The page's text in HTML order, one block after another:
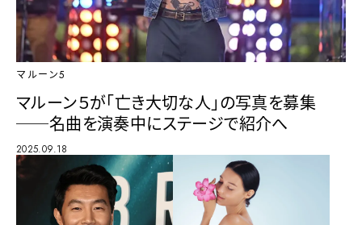
マルーン5
マルーン５が「亡き大切な人」の写真を募集
──名曲を演奏中にステージで紹介へ
2025.09.18